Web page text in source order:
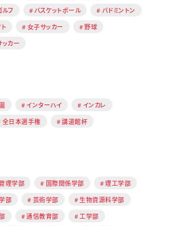
ルフ バスケットボール
バドミントン
女子サッカー
野球
ッカー
インターハイ
インカレ
全日本選手権 講道館杯
理学部 国際関係学部
理工学部
部 芸術学部
生物資源科学部
通信教育部
工学部